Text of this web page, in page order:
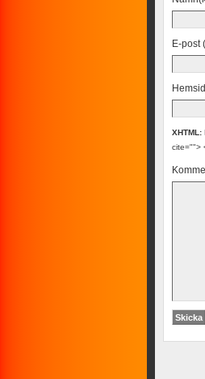
E-post
XHTML:
cite="">